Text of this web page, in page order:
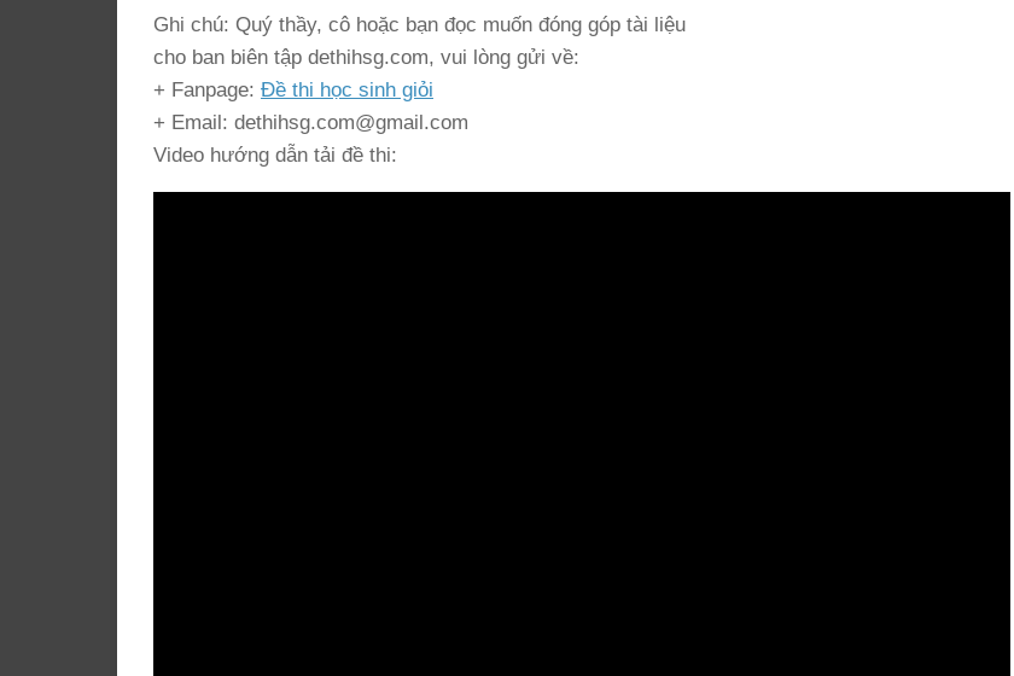
Ghi chú: Quý thầy, cô hoặc bạn đọc muốn đóng góp tài liệu
cho ban biên tập dethihsg.com, vui lòng gửi về:
+ Fanpage: Đề thi học sinh giỏi
+ Email: dethihsg.com@gmail.com
Video hướng dẫn tải đề thi: